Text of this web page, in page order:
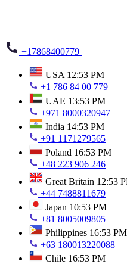
+17868400779
USA 12:53 PM
+1 786 84 00 779
UAE 13:53 PM
+971 8000320947
India 14:53 PM
+91 1171279565
Poland 16:53 PM
+48 223 906 246
Great Britain 12:53
+44 7488811679
Japan 10:53 PM
+81 8005009805
Philippines 16:53 PM
+63 180013220088
Chile 16:53 PM